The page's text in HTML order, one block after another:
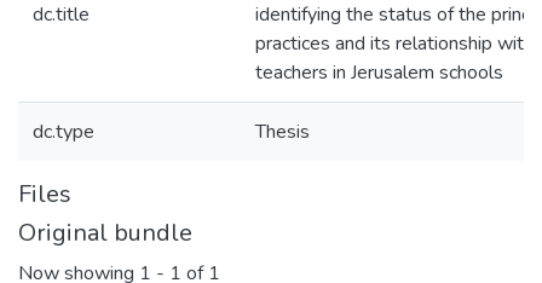
dc.title
identifying the status of the
practices and its relationship with
teachers in Jerusalem schools
dc.type Thesis
Files
Original bundle
Now showing 1 - 1 of 1